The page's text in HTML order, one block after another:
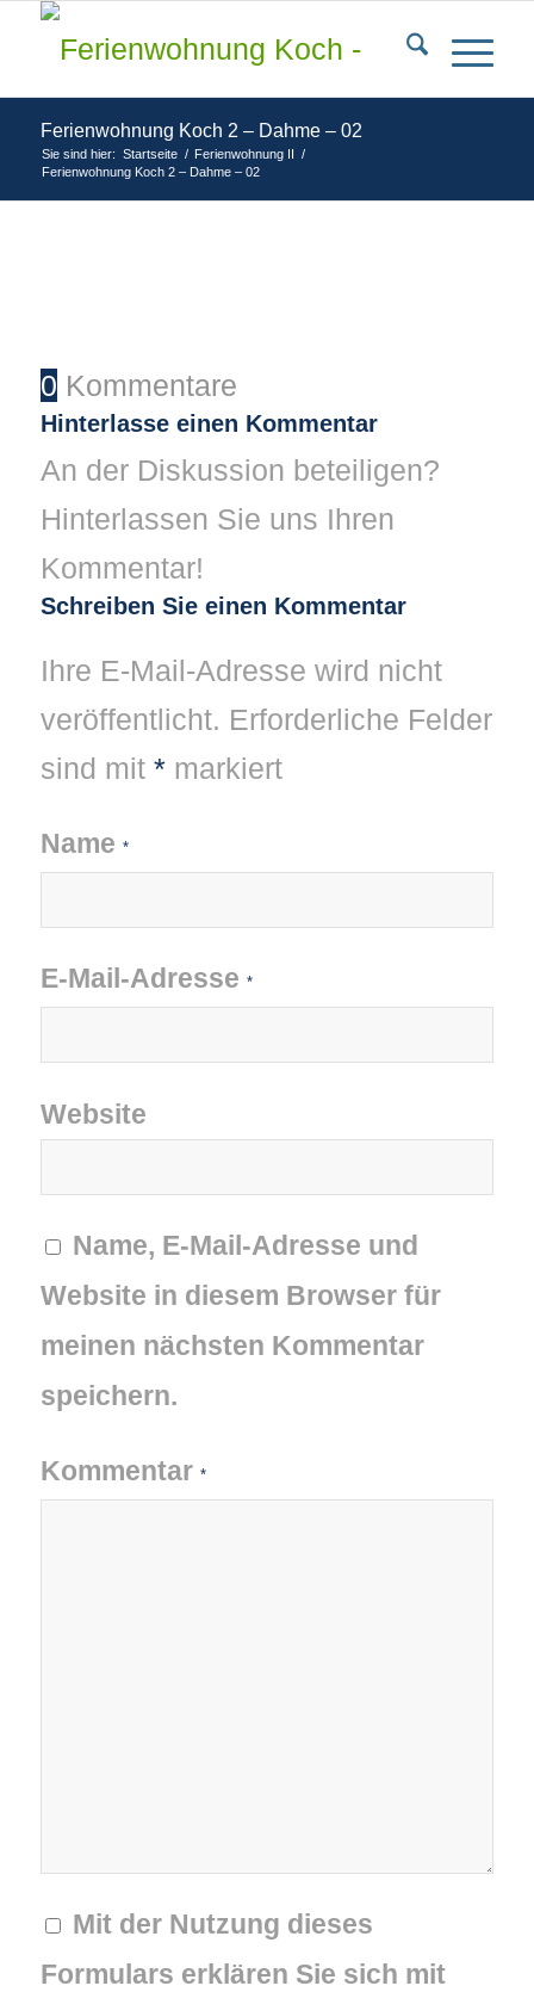
Ferienwohnung Koch 2 – Dahme – 02
Sie sind hier: Startseite / Ferienwohnung II /
Ferienwohnung Koch 2 – Dahme – 02
0 Kommentare
Hinterlasse einen Kommentar
An der Diskussion beteiligen?
Hinterlassen Sie uns Ihren
Kommentar!
Schreiben Sie einen Kommentar
Ihre E-Mail-Adresse wird nicht
veröffentlicht. Erforderliche Felder
sind mit *markiert
Name *
E-Mail-Adresse *
Website
Name, E-Mail-Adresse und
Website in diesem Browser für
meinen nächsten Kommentar
speichern.
Kommentar *
Mit der Nutzung dieses
Formulars erklären Sie sich mit